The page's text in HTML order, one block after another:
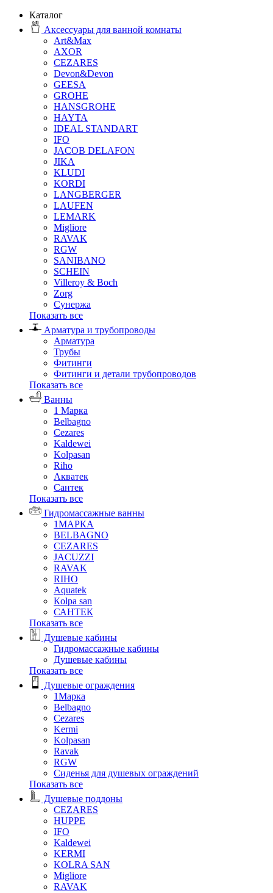
Каталог
Аксессуары для ванной комнаты
Art&Max
AXOR
CEZARES
Devon&Devon
GEESA
GROHE
HANSGROHE
HAYTA
IDEAL STANDART
IFO
JACOB DELAFON
JIKA
KLUDI
KORDI
LANGBERGER
LAUFEN
LEMARK
Migliore
RAVAK
RGW
SANIBANO
SCHEIN
Villeroy & Boch
Zorg
Сунержа
Показать все
Арматура и трубопроводы
Арматура
Трубы
Фитинги
Фитинги и детали трубопроводов
Показать все
Ванны
1 Марка
Belbagno
Cezares
Kaldewei
Kolpasan
Riho
Акватек
Сантек
Показать все
Гидромассажные ванны
1МАРКА
BELBAGNO
CEZARES
JACUZZI
RAVAK
RIHO
Аquatek
Кolpa san
САНТЕК
Показать все
Душевые кабины
Гидромассажные кабины
Душевые кабины
Показать все
Душевые ограждения
1Марка
Belbagno
Cezares
Kermi
Kolpasan
Ravak
RGW
Сиденья для душевых ограждений
Показать все
Душевые поддоны
CEZARES
HUPPE
IFO
Kaldewei
KERMI
KOLRA SAN
Migliore
RAVAK